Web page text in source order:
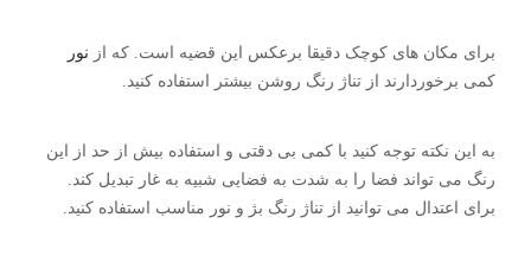
برای مکان های کوچک دقیقا برعکس این قضیه است. که از نور
کمی برخوردارند از تناژ رنگ روشن بیشتر استفاده کنید.
به این نکته توجه کنید با کمی بی دقتی و استفاده بیش از حد از این
رنگ می تواند فضا را به شدت به فضایی شبیه به غار تبدیل کند.
برای اعتدال می توانید از تناژ رنگ بژ و نور مناسب استفاده کنید.